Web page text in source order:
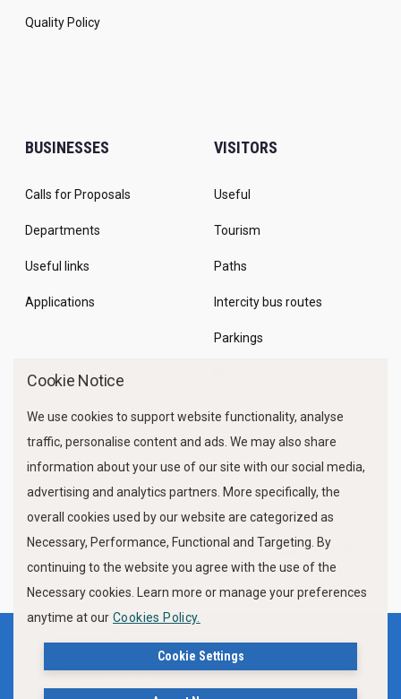
Quality Policy
BUSINESSES
Calls for Proposals
Departments
Useful links
Applications
VISITORS
Useful
Tourism
Paths
Intercity bus routes
Parkings
FOLLOW US
Privacy Policy
Cookie Notice
We use cookies to support website functionality, analyse
traffic, personalise content and ads. We may also share
information about your use of our site with our social media,
advertising and analytics partners. More specifically, the
overall cookies used by our website are categorized as
Necessary, Performance, Functional and Targeting. By
continuing to the website you agree with the use of the
Necessary cookies. Learn more or manage your preferences
anytime at our Cookies Policy.
Cookie Settings